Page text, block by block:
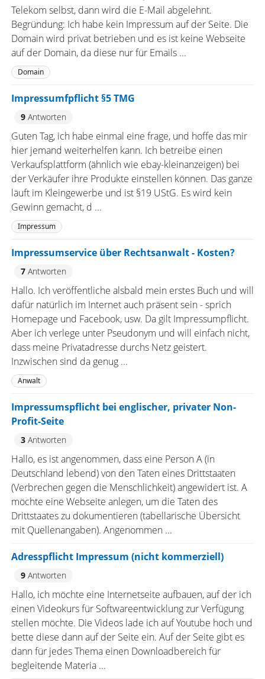
Telekom selbst, dann wird die E-Mail abgelehnt.
Begründung: Ich habe kein Impressum auf der Seite. Die
Domain wird privat betrieben und es ist keine Webseite
auf der Domain, da diese nur für Emails ...
Domain
Impressumfpflicht §5 TMG
9Antworten
Guten Tag, ich habe einmal eine frage, und hoffe das mir
hier jemand weiterhelfen kann. Ich betreibe einen
Verkaufsplattform (ähnlich wie ebay-kleinanzeigen) bei
der Verkäufer ihre Produkte einstellen können. Das ganze
läuft im Kleingewerbe und ist §19 UStG. Es wird kein
Gewinn gemacht, d ...
Impressum
Impressumservice über Rechtsanwalt - Kosten?
7Antworten
Hallo. Ich veröffentliche alsbald mein erstes Buch und will
dafür natürlich im Internet auch präsent sein - sprich
Homepage und Facebook, usw. Da gilt Impressumpflicht.
Aber ich verlege unter Pseudonym und will einfach nicht,
dass meine Privatadresse durchs Netz geistert.
Inzwischen sind da genug ...
Anwalt
Impressumspflicht bei englischer, privater Non-
Profit-Seite
3Antworten
Hallo, es ist angenommen, dass eine Person A (in
Deutschland lebend) von den Taten eines Drittstaaten
(Verbrechen gegen die Menschlichkeit) angewidert ist. A
möchte eine Webseite anlegen, um die Taten des
Drittstaates zu dokumentieren (tabellarische Übersicht
mit Quellenangaben). Angenommen ...
Adresspflicht Impressum (nicht kommerziell)
9Antworten
Hallo, ich möchte eine Internetseite aufbauen, auf der ich
einen Videokurs für Softwareentwicklung zur Verfügung
stellen möchte. Die Videos lade ich auf Youtube hoch und
bette diese dann auf der Seite ein. Auf der Seite gibt es
dann für jedes Thema einen Downloadbereich für
begleitende Materia ...